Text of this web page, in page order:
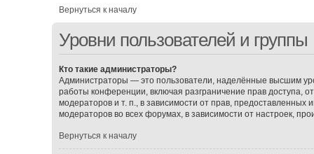
Вернуться к началу
Уровни пользователей и группы
Кто такие администраторы?
Администраторы — это пользователи, наделённые высшим
работы конференции, включая разграничение прав доступа,
модераторов и т. п., в зависимости от прав,
модераторов во всех форумах, в зависимости от настроек,
Вернуться к началу